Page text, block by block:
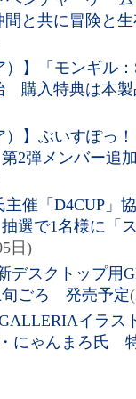
と共に冒険と
）】「モンギル
購入特典は本製
）】ぶいすぽっ
2弾メンバー追
主催「D4CUP
選で1名様に「
日)
デスクトップ
旬ごろ 発売予定
GALLERIAイラ
にゃんまろ氏